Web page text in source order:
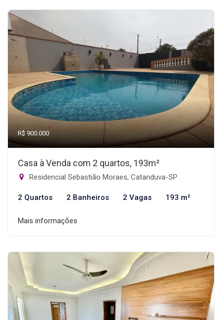
R$ 900.000
Casa à Venda com 2 quartos, 193m²
Residencial Sebastião Moraes, Catanduva-SP
2 Quartos 2 Banheiros 2 Vagas 193 m²
Mais informações